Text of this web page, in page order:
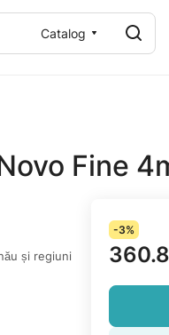
Catalog
Fine
și regiuni
-3%